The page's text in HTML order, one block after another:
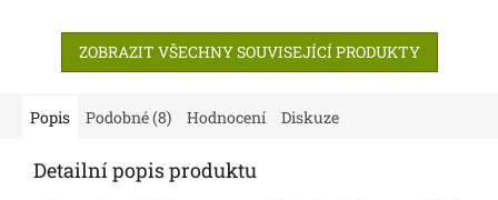
ZOBRAZIT VŠECHNY SOUVISEJÍCÍ PRODUKTY
Popis Podobné (8) Hodnocení Diskuze
Detailní popis produktu